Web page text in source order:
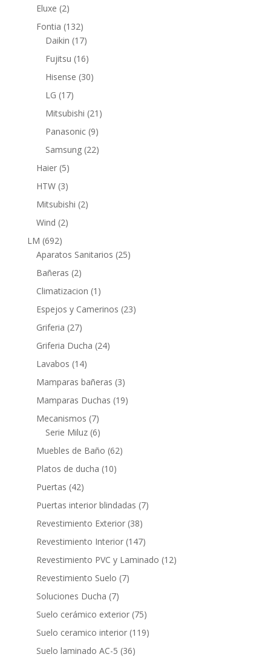
productos
Eluxe 22
productos
Fontia 132132
productos
Daikin 1717
productos
Fujitsu 1616
productos
Hisense 3030
LG 1717
productos
Mitsubishi 21 21
Panasonic 99
productos
Samsung 2222
Haier 55
productos
HTW 33
productos
Mitsubishi 22
Wind 22
LM 692692
productos
Aparatos Sanitarios 2525
Bañeras 22
productos
Climatizacion 1 1
producto
Espejos y Camerinos 2323
Griferia 2727
productos
Griferia Ducha 2424
Lavabos 1414
productos
Mamparas bañeras 33
productos
Mamparas Duchas 1919
Mecanismos 77
productos
Serie Miluz 66
productos
Muebles de Baño 6262
Platos de ducha 1010
Puertas 4242
productos
Puertas interior blindadas 77
Revestimiento Exterior 3838
productos
Revestimiento Interior 147147
productos
Revestimiento PVC y Laminado 1212
Revestimiento Suelo 77
Soluciones Ducha 77
productos
Suelo cerámico exterior 7575
productos
Suelo ceramico interior 119119
Suelo laminado AC-5 3636